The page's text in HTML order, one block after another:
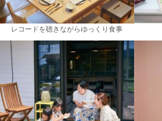
レコードを聴きながらゆっくり食事